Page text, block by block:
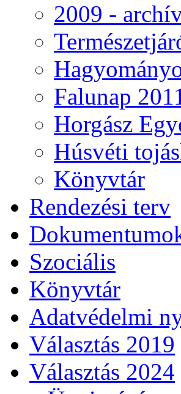
2009 -
Falunap
Horgász
Húsvéti
Könyvtár
Rendezési terv
Szociális
Könyvtár
Adatvédelmi
Választás 2019
Választás 2024